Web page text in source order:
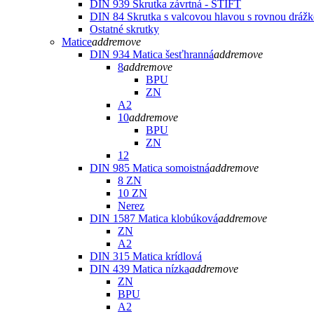
DIN 939 Skrutka závrtná - ŠTIFT
DIN 84 Skrutka s valcovou hlavou s rovnou
Ostatné skrutky
Maticeaddremove
DIN 934 Matica šesťhrannáaddremove
8addremove
BPU
ZN
A2
10addremove
BPU
ZN
12
DIN 985 Matica somoistnáaddremove
8 ZN
10 ZN
Nerez
DIN 1587 Matica klobúkováaddremove
ZN
A2
DIN 315 Matica krídlová
DIN 439 Matica nízkaaddremove
ZN
BPU
A2